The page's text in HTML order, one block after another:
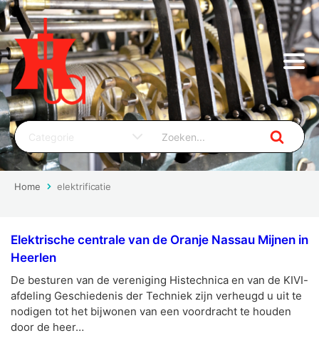
Home elektrificatie
Elektrische centrale van de Oranje Nassau Mijnen in
Heerlen
De besturen van de vereniging Histechnica en van de KIVI-
afdeling Geschiedenis der Techniek zijn verheugd u uit te
nodigen tot het bijwonen van een voordracht te houden
door de heer…